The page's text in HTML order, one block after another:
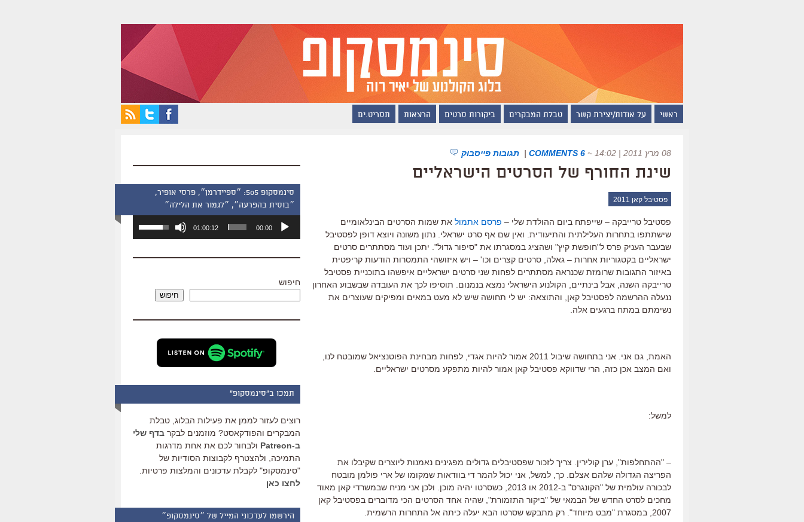
ראשי על אודות/יצירת קשר טבלת המבקרים ביקורות סרטים הרצאות תסריט.ים
08 מרץ 2011 | 14:02 ~
6 COMMENTS
| תגובות פייסבוק
שינת החורף של הסרטים הישראליים
פסטיבל קאן 2011
פסטיבל טרייבקה – שייפתח ביום ההולדת שלי – פרסם אתמול את שמות הסרטים הבינלאומיים
שישתתפו בתחרות העלילתית והתיעודית. ואין שם אף סרט ישראלי. נתון משונה ויוצא דופן לפסטיבל
שבעבר העניק פרס ל"חופשת קיץ" ושהציג במסגרתו את "סיפור גדול". יתכן ועוד מסתתרים סרטים
ישראליים בקטגוריות אחרות – גאלה, סרטים קצרים וכו' – ויש איזושהי התמסרות הודעות קריפטית
באיזור התגובות שרומזת שכנראה מסתתרים לפחות שני סרטים ישראליים איפשהו בתוכניית פסטיבל
טרייבקה השנה, אבל בינתיים, הקולנוע הישראלי נמצא בנמנום. תוסיפו לכך את העובדה שבשבוע האחרון
ננעלה ההרשמה לפסטיבל קאן, והתוצאה: יש לי תחושה שיש לא מעט במאים ומפיקים שעוצרים את
נשימתם במתח ברגעים אלה.
האמת, גם אני. אני בתחושה שיבול 2011 אמור להיות אגדי, לפחות מבחינת הפוטנציאל שמובטח לנו,
ואם המצב אכן כזה, הרי שדווקא פסטיבל קאן אמור להיות מתפקע מסרטים ישראליים.
למשל:
– "ההתחלפות", ערן קולירין. צריך לזכור שפסטיבלים גדולים מפגינים נאמנות ליוצרים שקיבלו את
הפריצה הגדולה שלהם אצלם. כך, למשל, אני יכול להמר די בוודאות שמקומו של ארי פולמן מובטח
לבכורה עולמית של "הקונגרס" ב-2012 או 2013, כשסרטו יהיה מוכן. ולכן אני מניח שבמשרדי קאן מאוד
מחכים לסרט החדש של הבמאי של "ביקור התזמורת", שהיה אחד הסרטים הכי מדוברים בפסטיבל קאן
2007, במסגרת "מבט מיוחד". רק מתבקש שסרטו הבא יעלה כיתה אל התחרות הרשמית.
סינמסקופ 505: ״ספיידרמן״, פרסי אופיר,
״בוסית בהפרעה״, ״לגמור את הלילה״
אודיו
00:00
01:00:12
השתמש
כדי
שמע.
חיפוש
חיפוש
תמכו ב"סינמסקופ"
רוצים לעזור לממן את פעילות הבלוג, טבלת
המבקרים והפודקאסט? מוזמנים לבקר בדף שלי
ב-Patreon
ולבחור לכם את אחת מדרגות
התמיכה, ולהצטרף לקבוצות הסודיות של
"סינמסקופ" לקבלת עדכונים והמלצות פרטיות.
לחצו כאן
הירשמו לעדכוני המייל של ״סינמסקופ״